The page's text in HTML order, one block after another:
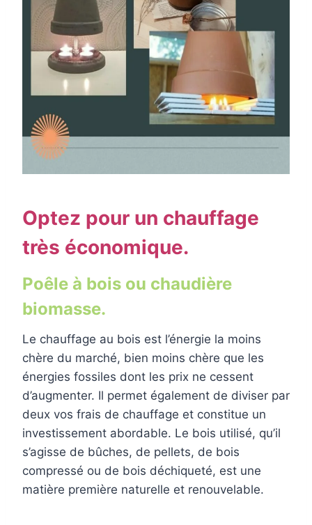
Optez pour un chauffage
très économique.
Poêle à bois ou chaudière
biomasse.
Le chauffage au bois est l’énergie la moins
chère du marché, bien moins chère que les
énergies fossiles dont les prix ne cessent
d’augmenter. Il permet également de diviser par
deux vos frais de chauffage et constitue un
investissement abordable. Le bois utilisé, qu’il
s’agisse de bûches, de pellets, de bois
compressé ou de bois déchiqueté, est une
matière première naturelle et renouvelable.